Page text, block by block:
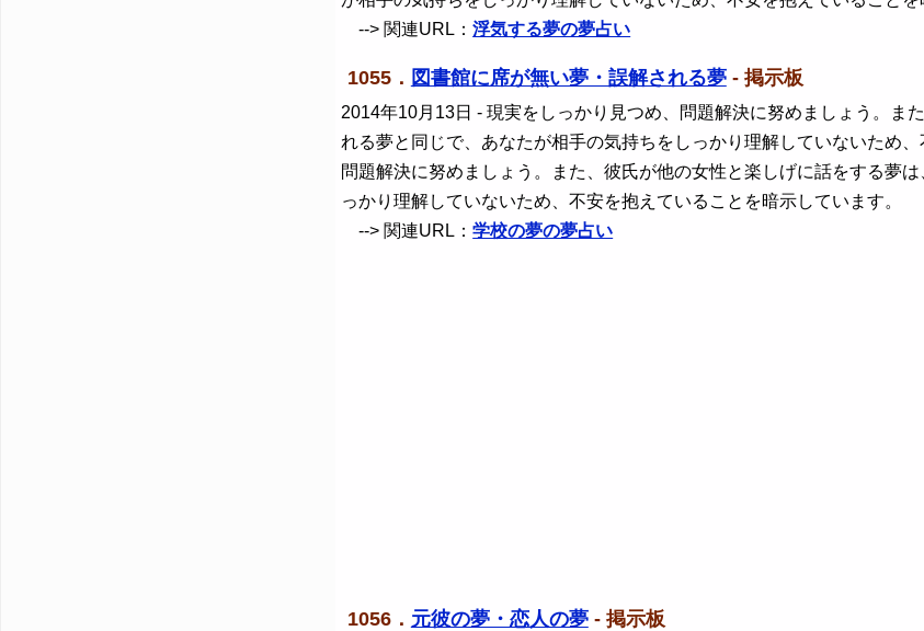
--> 関連URL：浮気する夢の夢占い
1055． 図書館に席が無い夢・誤解される夢- 掲示板
2014年10月13日 - 現実をしっかり見つめ、問題解決に努めましょう。ま
れる夢と同じで、あなたが相手の気持ちをしっかり理解していないため
問題解決に努めましょう。また、彼氏が他の女性と楽しげに話をする夢
っかり理解していないため、不安を抱えていることを暗示しています。
--> 関連URL：学校の夢の夢占い
1056． 元彼の夢・恋人の夢- 掲示板